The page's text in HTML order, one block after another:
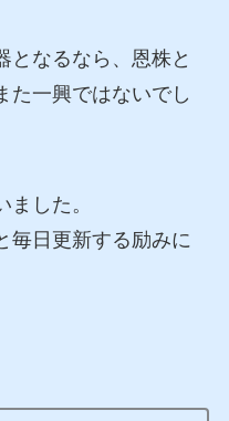
となるなら、恩株と
た一興ではないでし
した。
毎日更新する励みに